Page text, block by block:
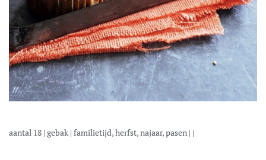
aantal 18 | gebak | familietijd, herfst, najaar, pasen | |